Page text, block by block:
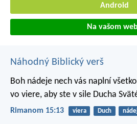
Android
Na vašom
Náhodný Biblický verš
Boh nádeje nech vás naplní
vo viere, aby ste v sile Ducha
Rimanom 15:13 viera Duch